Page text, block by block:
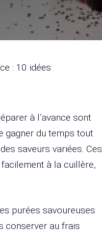
: 10 idées
à l’avance sont
gagner du temps tout
saveurs variées. Ces
à la cuillère,
purées savoureuses
conserver au frais